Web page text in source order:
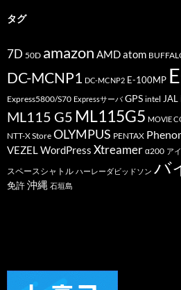
ー
タグ
7D 50D amazon AMDatom
DC-MCNP1 DC-MCNP2 E-100MP
Express5800/S70 Expressサーバ GPS intel JAL
ML115 G5 ML115G5 MOVIE
NTT-X Store OLYMPUS PENTAX
VEZELWordPress Xtreamer α200 ア
スペースシャトル ハーレーダビッドソン バ
免許沖縄 石垣島